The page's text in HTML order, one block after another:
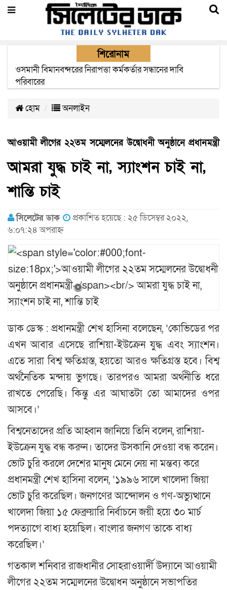
শিরোনাম
এক মাসের মধ্যে সিলেট-জাফলং রেললাইন নির্মাণ প্রকল্পের কাজ
দৃশ্যমান হবে- শ্রম মন্ত্রী
হোম অনলাইন
আওয়ামী লীগের ২২তম সম্মেলনের উদ্বোধনী অনুষ্ঠানে প্রধানমন্ত্রী
আমরা যুদ্ধ চাই না, স্যাংশন চাই না,
শান্তি চাই
সিলেটের ডাক
প্রকাশিত হয়েছে : ২৫ ডিসেম্বর ২০২২,
৬:০৭:২৪ অপরাহ্ন
ডাক ডেস্ক : প্রধানমন্ত্রী শেখ হাসিনা বলেছেন, ‘কোভিডের পর
এখন আবার এসেছে রাশিয়া-ইউক্রেন যুদ্ধ এবং স্যাংশন।
এতে সারা বিশ্ব ক্ষতিগ্রস্ত, হয়তো আরও ক্ষতিগ্রস্ত হবে। বিশ্ব
অর্থনৈতিক মন্দায় ভুগছে। তারপরও আমরা অর্থনীতি ধরে
রাখতে পেরেছি। কিন্তু এর আঘাতটা তো আমাদের ওপর
আসবে।’
বিশ্বনেতাদের প্রতি আহ্বান জানিয়ে তিনি বলেন, রাশিয়া-
ইউক্রেন যুদ্ধ বন্ধ করুন। তাদের উসকানি দেওয়া বন্ধ করেন।
ভোট চুরি করলে দেশের মানুষ মেনে নেয় না মন্তব্য করে
প্রধানমন্ত্রী শেখ হাসিনা বলেন, ‘১৯৯৬ সালে খালেদা জিয়া
ভোট চুরি করেছিল। জনগণের আন্দোলন ও গণ-অভ্যুত্থানে
খালেদা জিয়া ১৫ ফেব্রুয়ারি নির্বাচনে জয়ী হয়ে ৩০ মার্চ
পদত্যাগে বাধ্য হয়েছিল। বাংলার জনগণ তাকে বাধ্য
করেছিল।’
গতকাল শনিবার রাজধানীর সোহরাওয়ার্দী উদ্যানে আওয়ামী
লীগের ২২তম সম্মেলনের উদ্বোধন অনুষ্ঠানে সভাপতির